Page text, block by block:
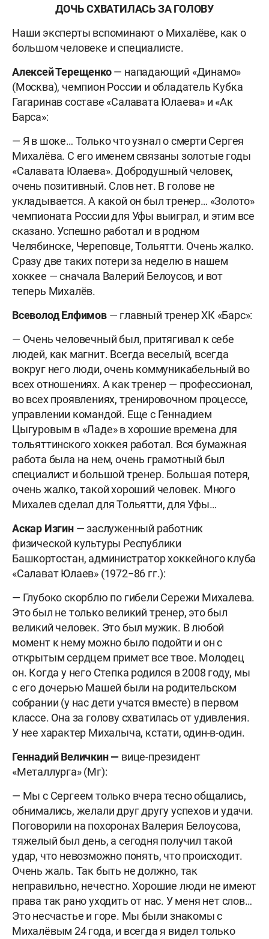
ДОЧЬ СХВАТИЛАСЬ ЗА ГОЛОВУ
Наши эксперты вспоминают о Михалёве, как о
большом человеке и специалисте.
Алексей Терещенко— нападающий «Динамо»
(Москва), чемпион России и обладатель Кубка
Гагаринав составе «Салавата Юлаева» и «Ак
Барса»:
— Я в шоке… Только что узнал о смерти Сергея
Михалёва. С его именем связаны золотые годы
«Салавата Юлаева». Добродушный человек,
очень позитивный. Слов нет. В голове не
укладывается. А какой он был тренер… «Золото»
чемпионата России для Уфы выиграл, и этим все
сказано. Успешно работал и в родном
Челябинске, Череповце, Тольятти. Очень жалко.
Сразу две таких потери за неделю в нашем
хоккее — сначала Валерий Белоусов, и вот
теперь Михалёв.
Всеволод Елфимов— главный тренер ХК «Барс»:
— Очень человечный был, притягивал к себе
людей, как магнит. Всегда веселый, всегда
вокруг него люди, очень коммуникабельный во
всех отношениях. А как тренер — профессионал,
во всех проявлениях, тренировочном процессе,
управлении командой. Еще с Геннадием
Цыгуровым в «Ладе» в хорошие времена для
тольяттинского хоккея работал. Вся бумажная
работа была на нем, очень грамотный был
специалист и большой тренер. Большая потеря,
очень жалко, такой хороший человек. Много
Михалев сделал для Тольятти, для Уфы…
Аскар Изгин— заслуженный работник
физической культуры Республики
Башкортостан, администратор хоккейного клуба
«Салават Юлаев» (1972−86 гг.):
— Глубоко скорблю по гибели Сережи Михалева.
Это был не только великий тренер, это был
великий человек. Это был мужик. В любой
момент к нему можно было подойти и он с
открытым сердцем примет все твое. Молодец
он. Когда у него Степка родился в 2008 году, мы
с его дочерью Машей были на родительском
собрании (у нас дети учатся вместе) в первом
классе. Она за голову схватилась от удивления.
У нее характер Михалыча, кстати, один-в-один.
Геннадий Величкин — вице-президент
«Металлурга» (Мг):
— Мы с Сергеем только вчера тесно общались,
обнимались, желали друг другу успехов и удачи.
Поговорили на похоронах Валерия Белоусова,
тяжелый был день, а сегодня получил такой
удар, что невозможно понять, что происходит.
Очень жаль. Так быть не должно, так
неправильно, нечестно. Хорошие люди не имеют
права так рано уходить от нас. У меня нет слов…
Это несчастье и горе. Мы были знакомы с
Михалёвым 24 года, и всегда я видел только